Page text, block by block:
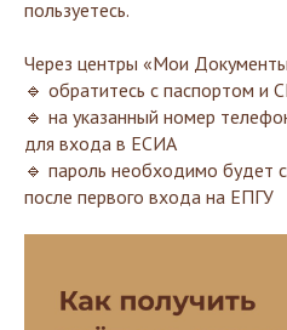
пользуетесь.
Через центры «Мои
🔹 обратитесь с паспортом
🔹 на указанный номер
для входа в ЕСИА
🔹 пароль необходимо будет
после первого входа на ЕПГУ